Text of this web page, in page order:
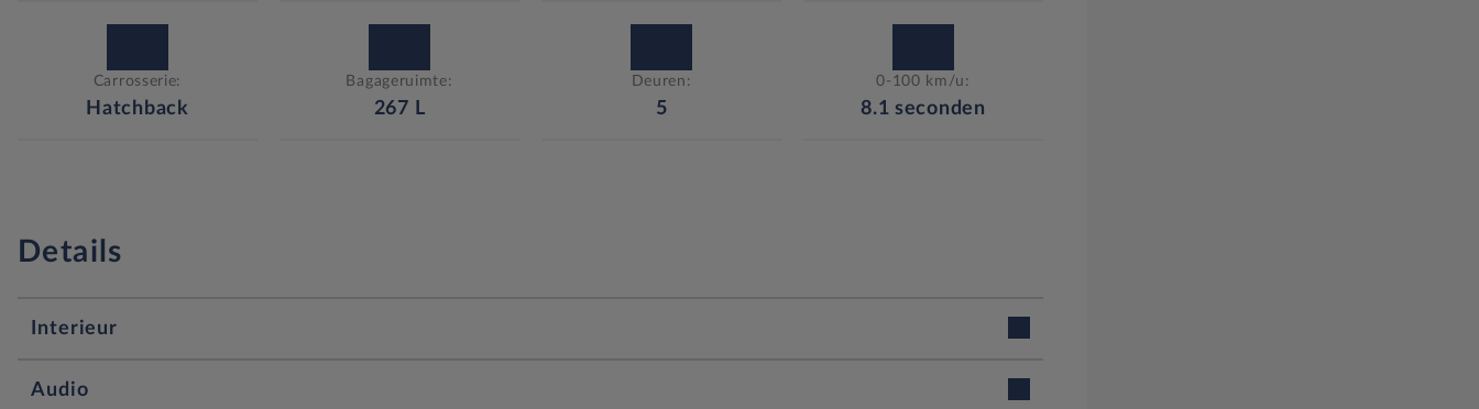
Carrosserie:
Hatchback
Bagageruimte:
267 L
Deuren:
5
0-100 km/u:
8.1 seconden
Details
Interieur
12v stopcontact voorin
Audio